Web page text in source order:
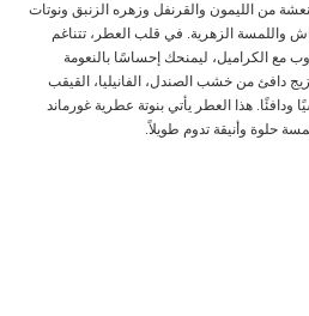
من الليمون والقرنفل وزهره الزنبق ونوتات
واللمسة الزهرية. في قلب العطر، تتناغم
مع الكراميل، ليمنحك إحساسًا بالنعومة
دافئ من خشب الصندل، الفانيليا، القيقب
هذا العطر يأتي بنوتة عطرية غورماند
حلوة وأنيقة تدوم طويلاً.